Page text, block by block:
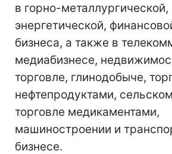
в горно-металлургической,
энергетической,
бизнеса, а также в
медиабизнесе,
торговле, глинодобыче,
нефтепродуктами,
торговле медикаментами,
машиностроении и
бизнесе.